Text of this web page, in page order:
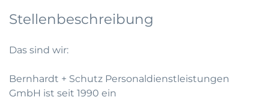
Stellenbeschreibung
Das sind wir:
Bernhardt + Schutz Personaldienstleistungen
GmbH ist seit 1990 ein